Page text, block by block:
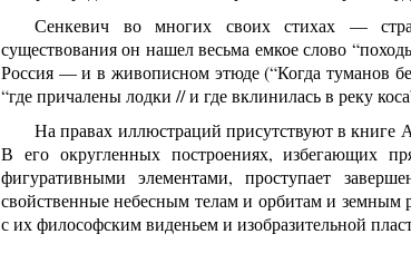
Сенкевич во многих своих стихах —
существования он нашел весьма емкое слово
Россия — и в живописном этюде (“Когда туманов
“где причалены лодки // и где вклинилась в реку
На правах иллюстраций присутствуют в
В его округленных построениях, избегающих
фигуративными элементами, проступает
свойственные небесным телам и орбитам и
с их философским виденьем и изобразительной